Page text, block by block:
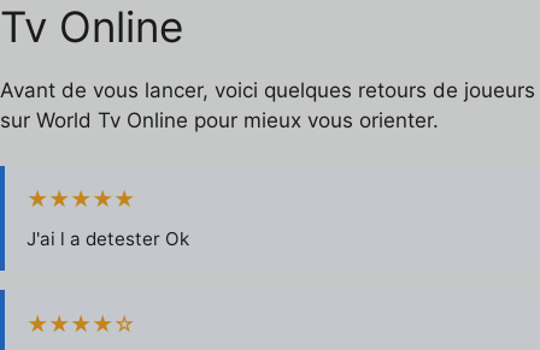
Tv Online
Avant de vous lancer, voici quelques retours de joueurs
sur World Tv Online pour mieux vous orienter.
★★★★★
J'ai l a detester Ok
★★★★☆